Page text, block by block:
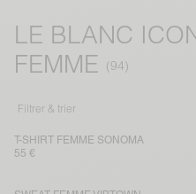
LE BLANC
FEMME
Filtrer & trier
T-SHIRT FEMME SONOMA
55 €